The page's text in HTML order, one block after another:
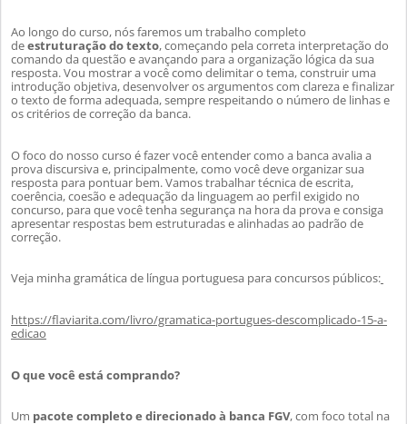
Ao longo do curso, nós faremos um trabalho completo
deestruturação do texto, começando pela correta interpretação do
comando da questão e avançando para a organização lógica da sua
resposta. Vou mostrar a você como delimitar o tema, construir uma
introdução objetiva, desenvolver os argumentos com clareza e finalizar
o texto de forma adequada, sempre respeitando o número de linhas e
os critérios de correção da banca.
O foco do nosso curso é fazer você entender como a banca avalia a
prova discursiva e, principalmente, como você deve organizar sua
resposta para pontuar bem. Vamos trabalhar técnica de escrita,
coerência, coesão e adequação da linguagem ao perfil exigido no
concurso, para que você tenha segurança na hora da prova e consiga
apresentar respostas bem estruturadas e alinhadas ao padrão de
correção.
Veja minha gramática de língua portuguesa para concursos públicos:
https://flaviarita.com/livro/gramatica-portugues-descomplicado-15-a-
edicao
O que você está comprando?
Um pacote completo e direcionado à banca FGV, com foco total na